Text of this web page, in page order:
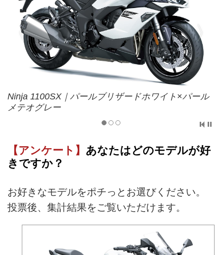
Ninja 1100SX｜パールブリザードホワイト×パール
メテオグレー
【アンケート】 あなたはどのモデルが好
きですか？
お好きなモデルをポチっとお選びください。
投票後、集計結果をご覧いただけます。